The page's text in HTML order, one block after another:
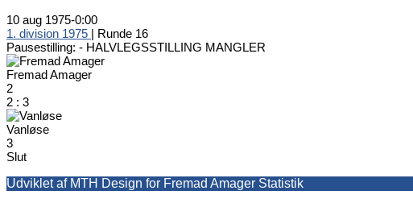
10 aug 1975-0:00
1. division 1975 | Runde 16
Pausestilling: - HALVLEGSSTILLING MANGLER
Fremad Amager
2
2 : 3
Vanløse
3
Slut
Udviklet af MTH Design for Fremad Amager Statistik